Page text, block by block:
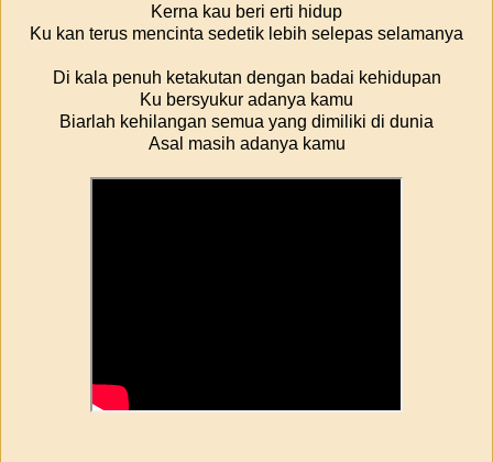
Kerna kau beri erti hidup
Ku kan terus mencinta sedetik lebih selepas selamanya
Di kala penuh ketakutan dengan badai kehidupan
Ku bersyukur adanya kamu
Biarlah kehilangan semua yang dimiliki di dunia
Asal masih adanya kamu